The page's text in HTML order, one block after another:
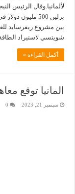
لألمانيا.وقال الرئيس
برلين 500
بين مشروع ريفرسايد
شويتسي لاستيراد الطاقة
أكمل القراءة »
المانيا توقع
سبتمبر 21, 2023 0